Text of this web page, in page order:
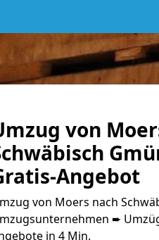
von
Angebot
von Moers nach
➨
in 4 Min.